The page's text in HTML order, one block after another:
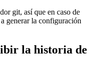
git, así que en caso de
generar la configuración
la historia de